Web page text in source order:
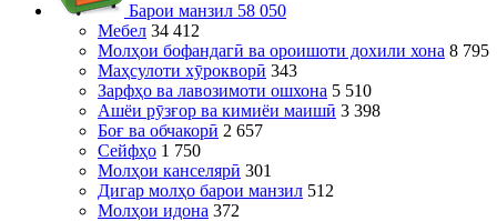
Барои манзил 58 050
Мебел 34 412
Молҳои бофандагӣ ва ороишоти дохили хона 8 795
Маҳсулоти хӯрокворӣ 343
Зарфҳо ва лавозимоти ошхона 5 510
Ашёи рӯзғор ва кимиёи маишӣ 3 398
Боғ ва обчакорӣ 2 657
Сейфҳо 1 750
Молҳои канселярӣ 301
Дигар молҳо барои манзил 512
Молҳои идона 372